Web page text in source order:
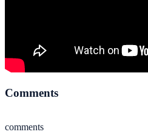
Comments
comments